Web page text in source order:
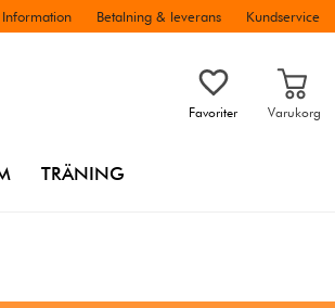
Information Betalning & leverans Kundservice
Favoriter Varukorg
TRÄNING